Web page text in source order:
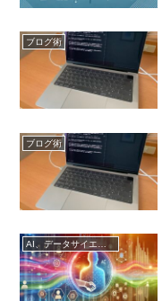
ブログ術
ブログ術
AI、データサイエンス